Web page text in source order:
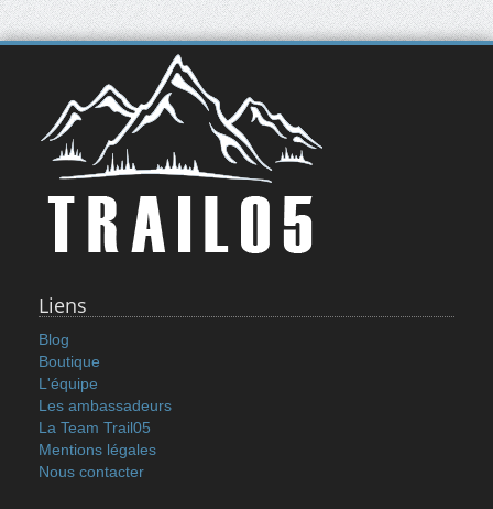
Liens
Blog
Boutique
L'équipe
Les ambassadeurs
La Team Trail05
Mentions légales
Nous contacter